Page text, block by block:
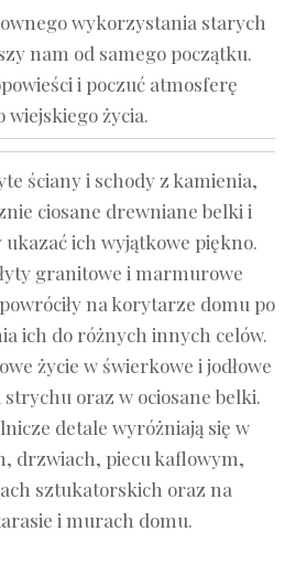
wykorzystania starych
nam od samego początku.
i poczuć atmosferę
wiejskiego życia.
ściany i schody z kamienia,
ciosane drewniane belki i
ich wyjątkowe piękno.
granitowe i marmurowe
na korytarze domu po
ich do różnych innych celów.
życie w świerkowe i jodłowe
oraz w ociosane belki.
detale wyróżniają się w
drzwiach, piecu kaflowym,
sztukatorskich oraz na
i murach domu.